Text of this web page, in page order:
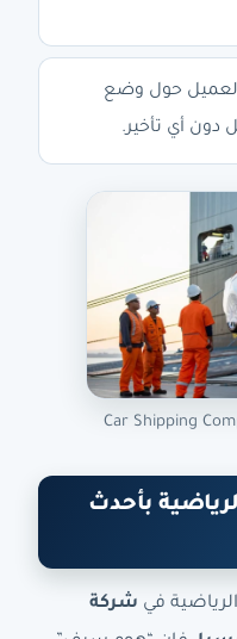
حول وضع
دون أي تأخير.
Car Shipping
بأحدث
في شركة